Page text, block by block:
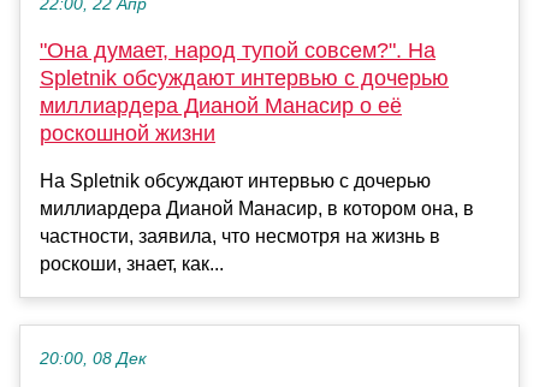
22:00, 22 Апр
"Она думает, народ тупой совсем?". На
Spletnik обсуждают интервью с дочерью
миллиардера Дианой Манасир о её
роскошной жизни
На Spletnik обсуждают интервью с дочерью
миллиардера Дианой Манасир, в котором она, в
частности, заявила, что несмотря на жизнь в
роскоши, знает, как...
20:00, 08 Дек